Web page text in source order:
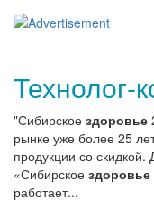
Технолог-
"Сибирское здоровье
рынке уже более 25
продукции со
«Сибирское здоровье
работает...